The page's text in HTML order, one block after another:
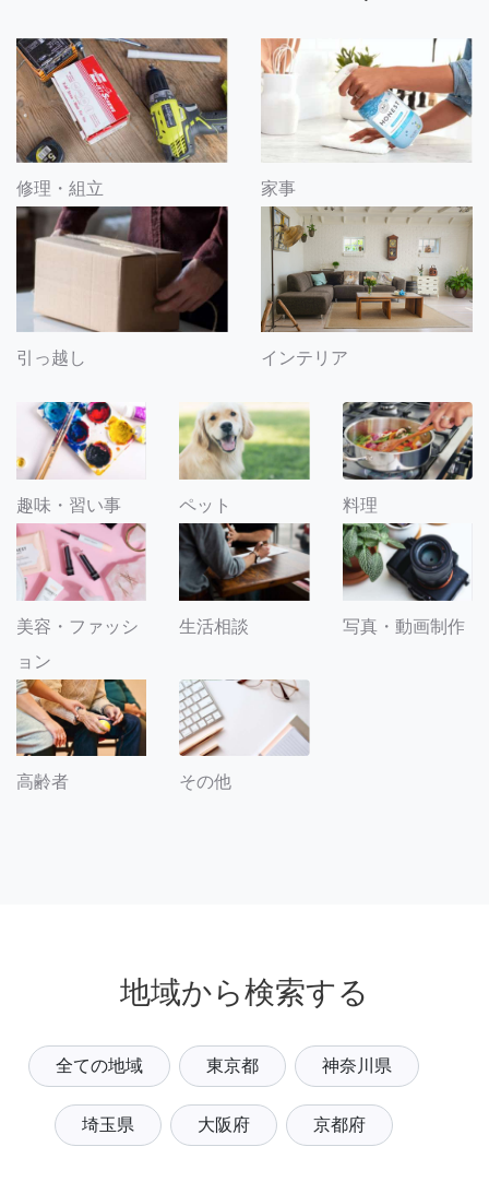
修理・組立 家事
引っ越し インテリア
趣味・習い事 ペット 料理
美容・ファッシ
ョン
生活相談 写真・動画制作
高齢者 その他
地域から検索する
全ての地域 東京都 神奈川県
埼玉県 大阪府 京都府